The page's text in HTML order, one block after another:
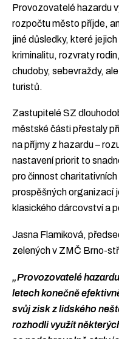
Provozovatelé hazardu
rozpočtu město příjde,
jiné důsledky, které
kriminalitu, rozvraty
chudoby, sebevraždy,
turistů.
Zastupitelé SZ
městské části přestaly
na příjmy z hazardu –
nastavení priorit to
pro činnost
prospěšných organizací
klasického dárcovství a
Jasna Flamiková,
zelených v ZMČ Brno-
„Provozovatelé
letech konečně
svůj zisk z lidského
rozhodli využít